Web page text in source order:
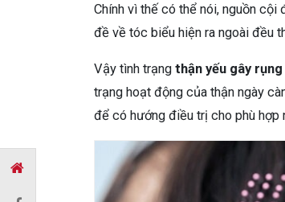
Chính vì thế có thể nói, nguồn
đề về tóc biểu hiện ra ngoài đều
Vậy tình trạng thận yếu gây
trạng hoạt động của thận ngày
để có hướng điều trị cho phù hợp